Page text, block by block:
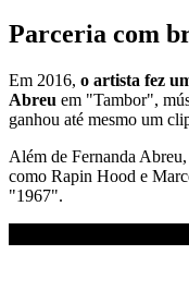
Parceria com
Em 2016, o artista fez
Abreu em "Tambor",
ganhou até mesmo um
Além de Fernanda
como Rapin Hood e
"1967".